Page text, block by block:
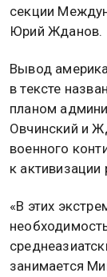
секции
Юрий Жданов.
Вывод
в тексте
планом
Овчинский и
военного
к
«В этих
занимается